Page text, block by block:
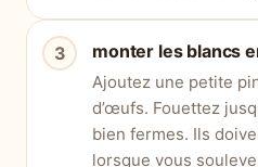
monter les blancs
Ajoutez une petite
d’œufs. Fouettez
bien fermes. Ils
lorsque vous